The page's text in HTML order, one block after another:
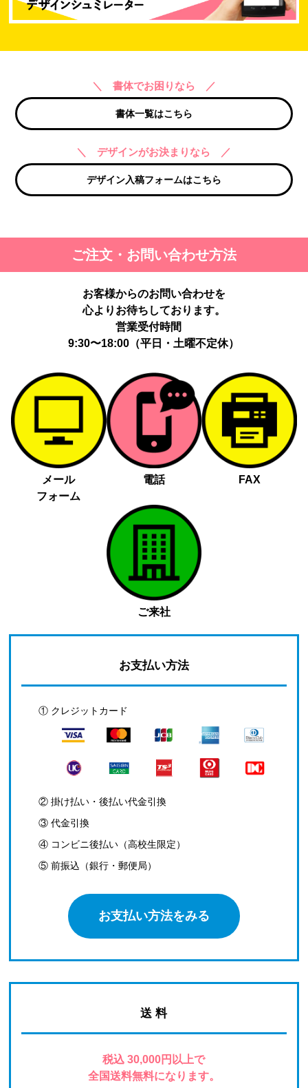
＼ 書体でお困りなら ／
書体一覧はこちら
＼ デザインがお決まりなら ／
デザイン入稿フォームはこちら
ご注文・お問い合わせ方法
お客様からのお問い合わせを
心よりお待ちしております。
営業受付時間
9:30〜18:00（平日・土曜不定休）
メール
フォーム
電話 FAX
ご来社
お支払い方法
① クレジットカード
② 掛け払い・後払い代金引換
③ 代金引換
④ コンビニ後払い（高校生限定）
⑤ 前振込（銀行・郵便局）
お支払い方法をみる
送 料
税込 30,000円以上で
全国送料無料になります。